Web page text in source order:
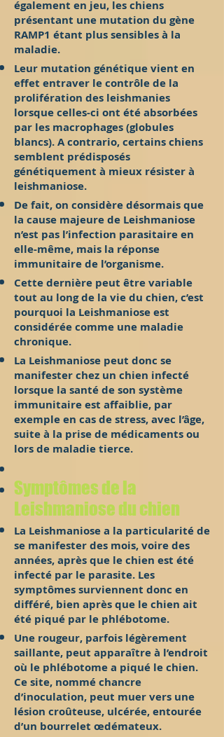
également en jeu, les chiens
présentant une mutation du gène
RAMP1 étant plus sensibles à la
maladie.
Leur mutation génétique vient en
effet entraver le contrôle de la
prolifération des leishmanies
lorsque celles-ci ont été absorbées
par les macrophages (globules
blancs). A contrario, certains chiens
semblent prédisposés
génétiquement à mieux résister à
leishmaniose.
De fait, on considère désormais que
la cause majeure de Leishmaniose
n’est pas l’infection parasitaire en
elle-même, mais la réponse
immunitaire de l’organisme.
Cette dernière peut être variable
tout au long de la vie du chien, c’est
pourquoi la Leishmaniose est
considérée comme une maladie
chronique.
La Leishmaniose peut donc se
manifester chez un chien infecté
lorsque la santé de son système
immunitaire est affaiblie, par
exemple en cas de stress, avec l’âge,
suite à la prise de médicaments ou
lors de maladie tierce.
Symptômes de la
Leishmaniose du chien
La Leishmaniose a la particularité de
se manifester des mois, voire des
années, après que le chien est été
infecté par le parasite. Les
symptômes surviennent donc en
différé, bien après que le chien ait
été piqué par le phlébotome.
Une rougeur, parfois légèrement
saillante, peut apparaître à l’endroit
où le phlébotome a piqué le chien.
Ce site, nommé chancre
d’inoculation, peut muer vers une
lésion croûteuse, ulcérée, entourée
d’un bourrelet œdémateux.